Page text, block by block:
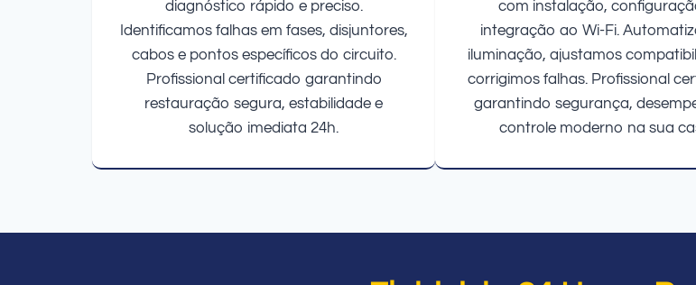
diagnóstico rápido e preciso.
Identificamos falhas em fases, disjuntores,
cabos e pontos específicos do circuito.
Profissional certificado garantindo
restauração segura, estabilidade e
solução imediata 24h.
com instalação,
integração ao Wi-Fi.
iluminação, ajustamos
corrigimos falhas. Profissional
garantindo segurança,
controle moderno na sua